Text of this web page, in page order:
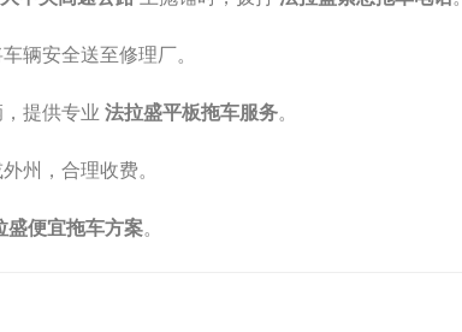
辆安全送至修理厂。
提供专业 法拉盛平板拖车服务。
州，合理收费。
盛便宜拖车方案。